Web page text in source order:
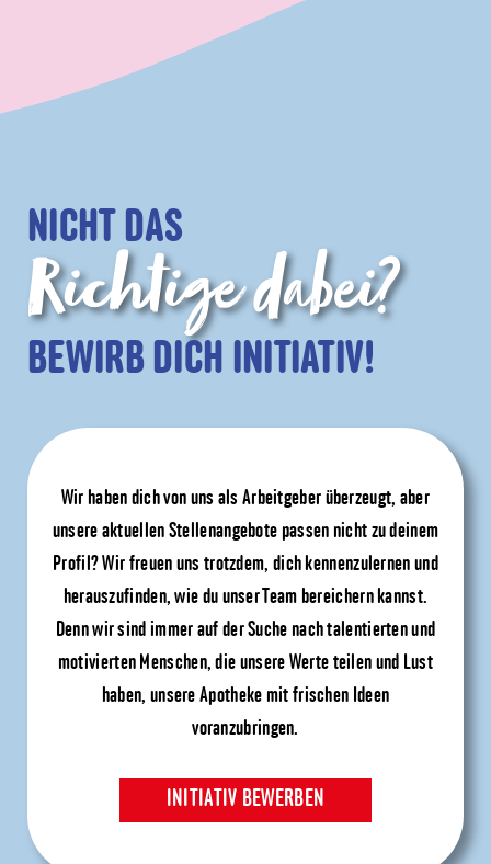
NICHT DAS
Richtige dabei?
BEWIRB DICH INITIATIV!
Wir haben dich von uns als Arbeitgeber überzeugt, aber
unsere aktuellen Stellenangebote passen nicht zu deinem
Profil? Wir freuen uns trotzdem, dich kennenzulernen und
herauszufinden, wie du unser Team bereichern kannst.
Denn wir sind immer auf der Suche nach talentierten und
motivierten Menschen, die unsere Werte teilen und Lust
haben, unsere Apotheke mit frischen Ideen
voranzubringen.
INITIATIV BEWERBEN